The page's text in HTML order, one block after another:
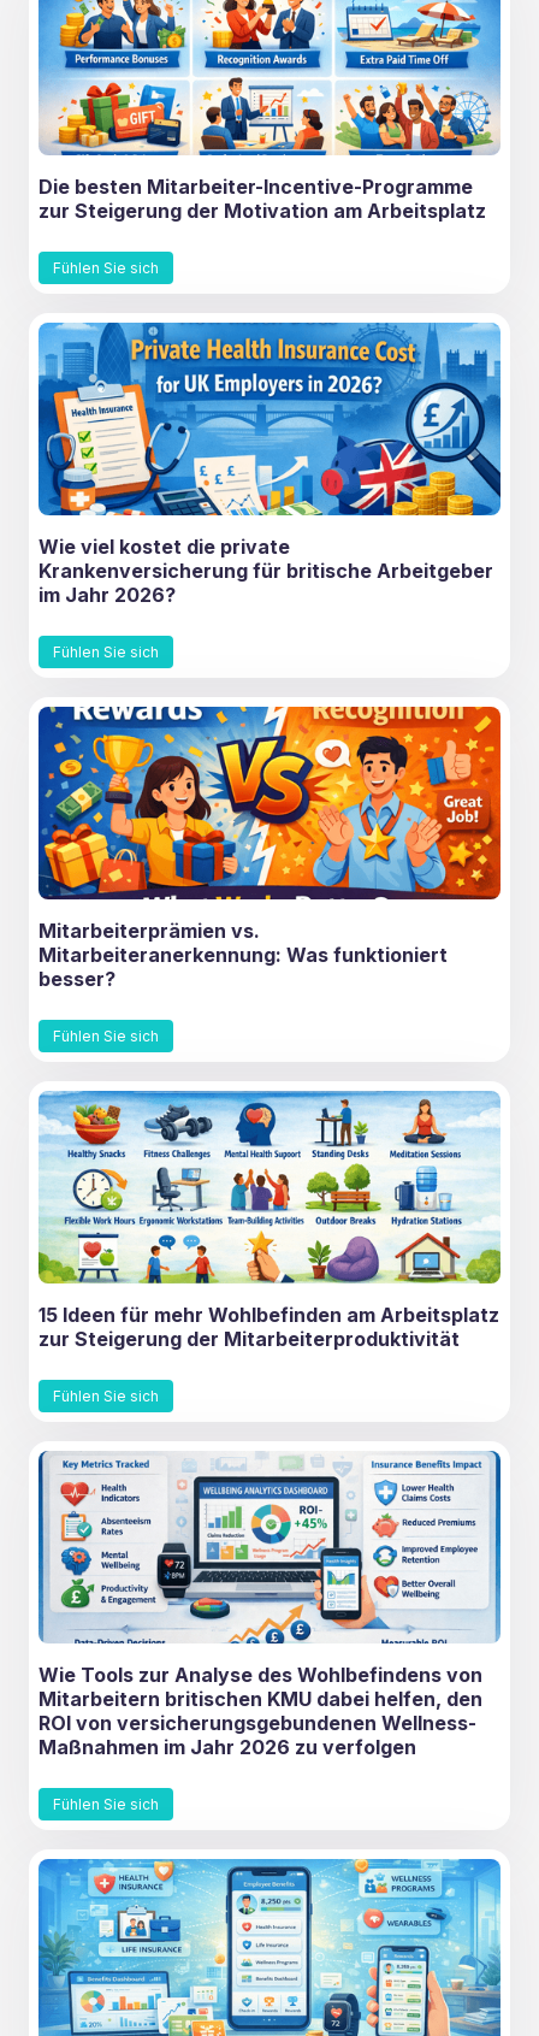
Die besten Mitarbeiter-Incentive-Programme
zur Steigerung der Motivation am Arbeitsplatz
Fühlen Sie sich
Wie viel kostet die private
Krankenversicherung für britische Arbeitgeber
im Jahr 2026?
Fühlen Sie sich
Mitarbeiterprämien vs.
Mitarbeiteranerkennung: Was funktioniert
besser?
Fühlen Sie sich
15 Ideen für mehr Wohlbefinden am Arbeitsplatz
zur Steigerung der Mitarbeiterproduktivität
Fühlen Sie sich
Wie Tools zur Analyse des Wohlbefindens von
Mitarbeitern britischen KMU dabei helfen, den
ROI von versicherungsgebundenen Wellness-
Maßnahmen im Jahr 2026 zu verfolgen
Fühlen Sie sich